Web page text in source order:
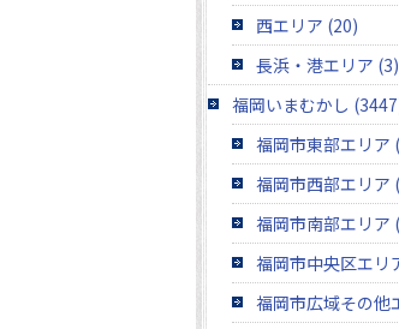
西エリア (20)
長浜・港エリア (3)
福岡いまむかし
福岡市東部エリア
福岡市西部エリア
福岡市南部エリア
福岡市中央区エリ
福岡市広域その他